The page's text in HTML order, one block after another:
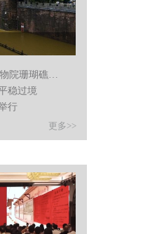
浙川共续“山海情” 浙江自然博物院珊瑚礁生物特展亮相四川
稳过境
行
更多>>